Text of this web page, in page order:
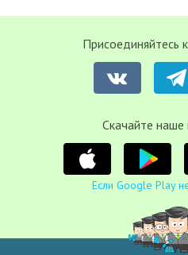
Присоединяйтесь
Cкачайте
Если Google Play